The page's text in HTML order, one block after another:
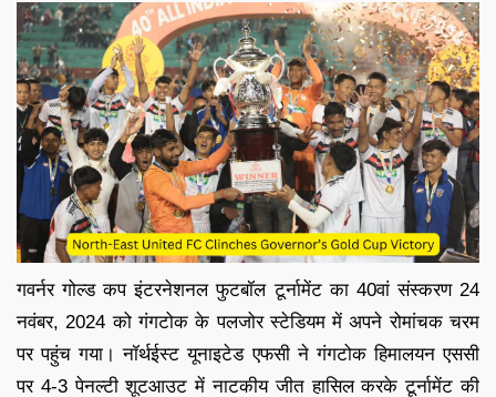
गवर्नर गोल्ड कप इंटरनेशनल फुटबॉल टूर्नामेंट का 40वां संस्करण 24
नवंबर, 2024 को गंगटोक के पलजोर स्टेडियम में अपने रोमांचक चरम
पर पहुंच गया। नॉर्थईस्ट यूनाइटेड एफसी ने गंगटोक हिमालयन एससी
पर 4-3 पेनल्टी शूटआउट में नाटकीय जीत हासिल करके टूर्नामेंट की